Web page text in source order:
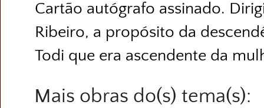
Cartão autógrafo assinado.
Ribeiro, a propósito da
Todi que era ascendente da
Mais obras do(s)